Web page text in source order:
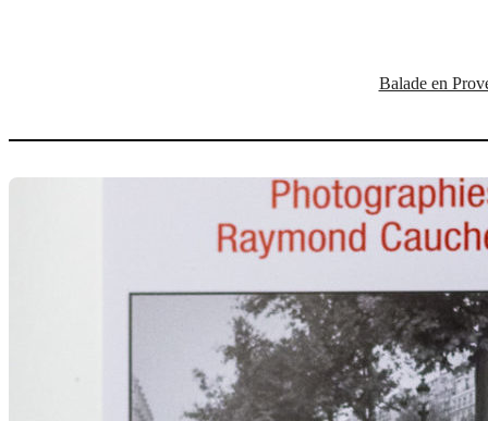
Balade en